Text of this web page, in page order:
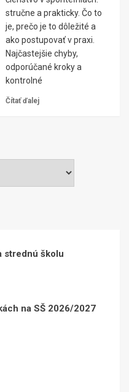
stručne a prakticky. Čo to
je, prečo je to dôležité a
ako postupovať v praxi.
Najčastejšie chyby,
odporúčané kroky a
kontrolné
Čítať ďalej
strednú školu
na SŠ 2026/2027